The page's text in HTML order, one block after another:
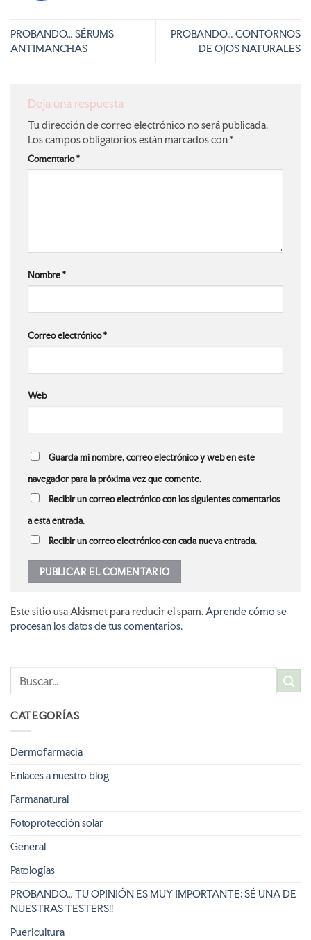
PROBANDO… SÉRUMS
ANTIMANCHAS
PROBANDO… CONTORNOS
DE OJOS NATURALES
Deja una respuesta
Tu dirección de correo electrónico no será publicada.
Los campos obligatorios están marcados con*
Comentario*
Nombre*
Correo electrónico*
Web
Guarda mi nombre, correo electrónico y web en este
navegador para la próxima vez que comente.
Recibir un correo electrónico con los siguientes comentarios
a esta entrada.
Recibir un correo electrónico con cada nueva entrada.
Este sitio usa Akismet para reducir el spam. Aprende cómo se
procesan los datos de tus comentarios.
CATEGORÍAS
Dermofarmacia
Enlaces a nuestro blog
Farmanatural
Fotoprotección solar
General
Patologías
PROBANDO… TU OPINIÓN ES MUY IMPORTANTE: SÉ UNA DE
NUESTRAS TESTERS!!
Puericultura